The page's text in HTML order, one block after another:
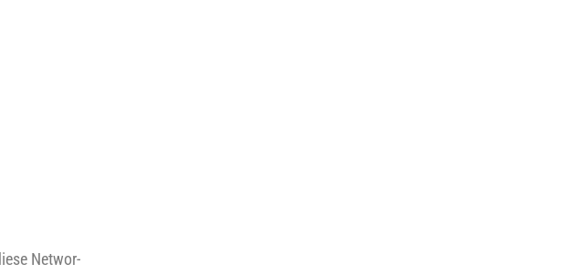
iese Net­wor­